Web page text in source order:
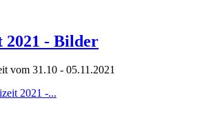
2021 - Bilder
vom 31.10 - 05.11.2021
2021 -...